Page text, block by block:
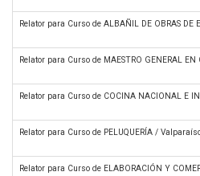
Relator para Curso de ALBAÑIL DE OBRAS
Relator para Curso de MAESTRO GENERAL
Relator para Curso de COCINA NACIONAL E
Relator para Curso de PELUQUERÍA /
Relator para Curso de ELABORACIÓN Y